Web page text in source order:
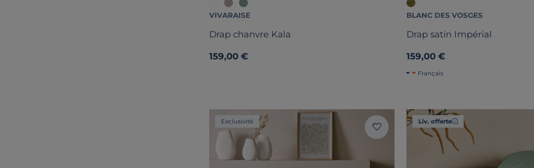
VIVARAISE
Drap chanvre Kala
159,00 €
BLANC DES VOSGES
Drap satin Impérial
159,00 €
Français
Exclusivité Liv. offerte